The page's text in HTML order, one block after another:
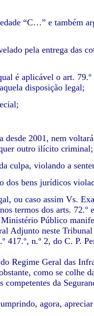
“C…” e também
pela entrega das
é aplicável o art.
disposição legal;
2001, nem
outro ilícito criminal;
culpa, violando a
dos bens jurídicos
ou caso assim Vs.
termos dos arts. 72.º
Público
Adjunto neste Tribunal
n.º 2, do C. P.
Regime Geral das
como se colhe
da
agora,